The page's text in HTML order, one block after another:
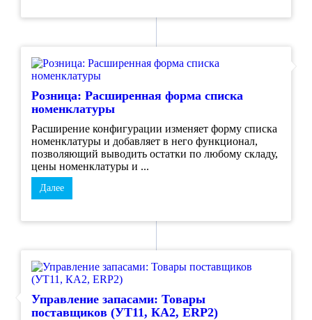
Розница: Расширенная форма списка
номенклатуры
Расширение конфигурации изменяет форму списка
номенклатуры и добавляет в него функционал,
позволяющий выводить остатки по любому складу,
цены номенклатуры и ...
Далее
Управление запасами: Товары
поставщиков (УТ11, КА2, ERP2)